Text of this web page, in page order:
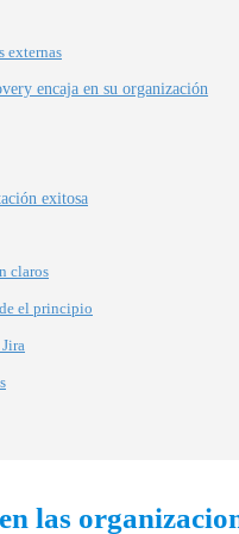
externas
encaja en su organización
exitosa
claros
el principio
las